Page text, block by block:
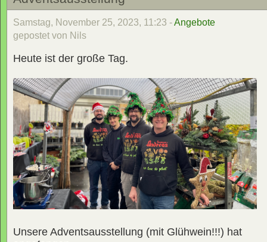
Samstag, November 25, 2023, 11:23 -Angebote
gepostet von Nils
Heute ist der große Tag.
Unsere Adventsausstellung (mit Glühwein!!!) hat